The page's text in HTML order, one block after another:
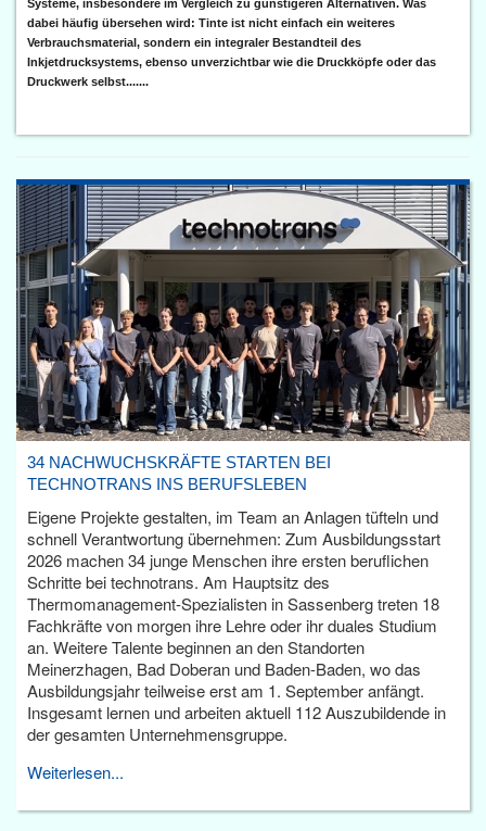
Systeme, insbesondere im Vergleich zu günstigeren Alternativen. Was
dabei häufig übersehen wird: Tinte ist nicht einfach ein weiteres
Verbrauchsmaterial, sondern ein integraler Bestandteil des
Inkjetdrucksystems, ebenso unverzichtbar wie die Druckköpfe oder das
Druckwerk selbst.......
34 NACHWUCHSKRÄFTE STARTEN BEI
TECHNOTRANS INS BERUFSLEBEN
Eigene Projekte gestalten, im Team an Anlagen tüfteln und
schnell Verantwortung übernehmen: Zum Ausbildungsstart
2026 machen 34 junge Menschen ihre ersten beruflichen
Schritte bei technotrans. Am Hauptsitz des
Thermomanagement-Spezialisten in Sassenberg treten 18
Fachkräfte von morgen ihre Lehre oder ihr duales Studium
an. Weitere Talente beginnen an den Standorten
Meinerzhagen, Bad Doberan und Baden-Baden, wo das
Ausbildungsjahr teilweise erst am 1. September anfängt.
Insgesamt lernen und arbeiten aktuell 112 Auszubildende in
der gesamten Unternehmensgruppe.
Weiterlesen...